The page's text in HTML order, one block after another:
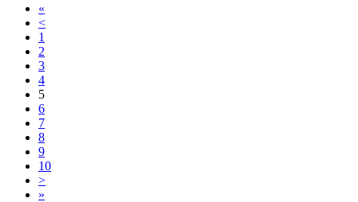
«
<
1
2
3
4
5
6
7
8
9
10
>
»